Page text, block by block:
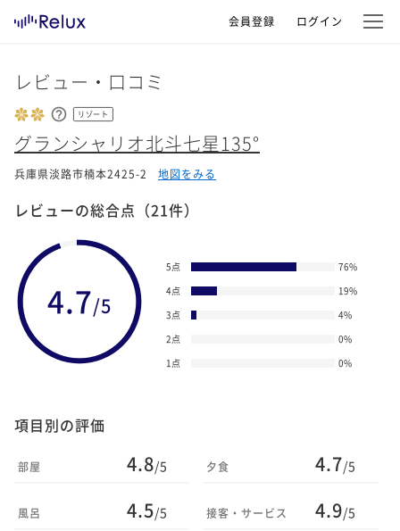
会員登録 ログイン
レビュー・口コミ
リゾート
グランシャリオ北斗七星135°
兵庫県淡路市楠本2425-2 地図をみる
レビューの総合点 （21件）
4.7/5
5点 76%
4点
19%
3点
4%
2点
0%
1点
0%
項目別の評価
部屋 4.8/5
風呂 4.5/5
夕食 4.7/5
接客・サービス 4.9/5